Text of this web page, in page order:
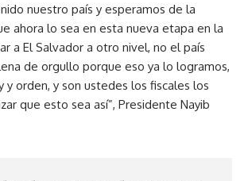
nuestro país y esperamos de la
ahora lo sea en esta nueva etapa en la
a El Salvador a otro nivel, no el país
de orgullo porque eso ya lo logramos,
y orden, y son ustedes los fiscales los
que esto sea así”, Presidente Nayib